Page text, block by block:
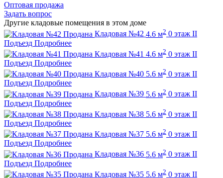
Оптовая продажа
Задать вопрос
Другие кладовые помещения в этом доме
Продана Кладовая №42 4.6 м2 0 этаж II
Подъезд Подробнее
Продана Кладовая №41 4.6 м2 0 этаж II
Подъезд Подробнее
Продана Кладовая №40 5.6 м2 0 этаж II
Подъезд Подробнее
Продана Кладовая №39 5.6 м2 0 этаж II
Подъезд Подробнее
Продана Кладовая №38 5.6 м2 0 этаж II
Подъезд Подробнее
Продана Кладовая №37 5.6 м2 0 этаж II
Подъезд Подробнее
Продана Кладовая №36 5.6 м2 0 этаж II
Подъезд Подробнее
Продана Кладовая №35 5.6 м2 0 этаж II